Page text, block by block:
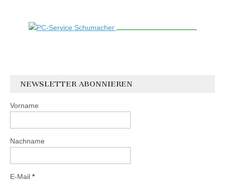
NEWSLETTER ABONNIEREN
Vorname
Nachname
E-Mail *